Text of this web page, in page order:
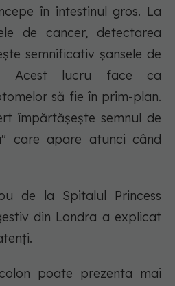
în intestinul gros. La
de cancer, detectarea
semnificativ șansele de
Acest lucru face ca
să fie în prim-plan.
împărtășește semnul de
care apare atunci când
de la Spitalul Princess
din Londra a explicat
poate prezenta mai